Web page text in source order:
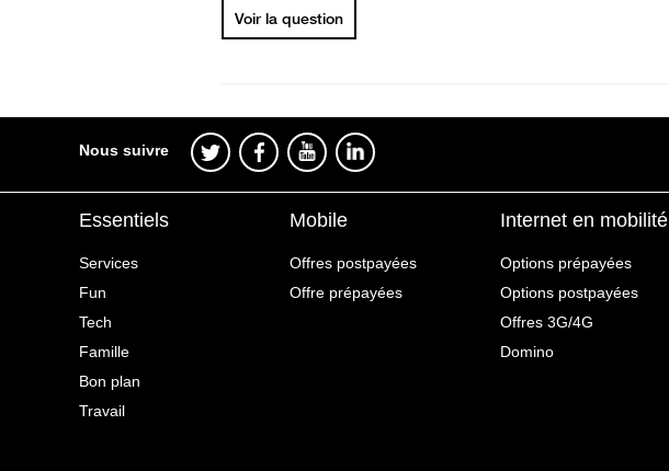
Voir la question
Nous suivre
Essentiels
Services
Fun
Tech
Famille
Bon plan
Travail
Mobile
Offres postpayées
Offre prépayées
Internet en mobilité
Options prépayées
Options postpayées
Offres 3G/4G
Domino